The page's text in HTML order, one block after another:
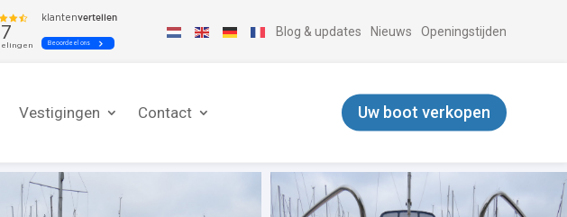
Blog & updates Nieuws Openingstijden
Vestigingen Contact Uw boot verkopen